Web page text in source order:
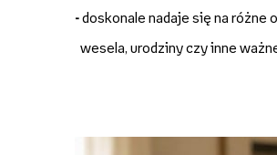
-doskonale nadaje się na różne
wesela, urodziny czy inne